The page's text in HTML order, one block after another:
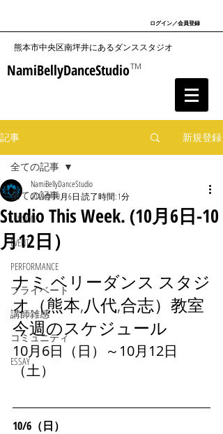
ログイン／会員登録
​熊本市中央区南坪井にあるダンススタジオ
NamiBellyDanceStudioTM
記事 新規登録
全ての記事
LESSON
EVENT
PERFORMANCE
プライベート
講師雑感
コミュニティ
ESSAY
全ての記事
Studio This Week. (10月6日-10
月12日）
NamiBellyDanceStudio
2019年10月6日 読了時間: 1分
ナミ ベリーダンス スタジ
オ（熊本,八代,合志）教室
今週のスケジュール
10月6日（日）～10月12日
（土）
10/6（日）